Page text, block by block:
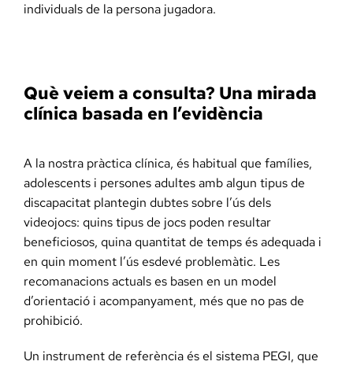
individuals de la persona jugadora.
Què veiem a consulta? Una mirada
clínica basada en l’evidència
A la nostra pràctica clínica, és habitual que famílies,
adolescents i persones adultes amb algun tipus de
discapacitat plantegin dubtes sobre l’ús dels
videojocs: quins tipus de jocs poden resultar
beneficiosos, quina quantitat de temps és adequada i
en quin moment l’ús esdevé problemàtic. Les
recomanacions actuals es basen en un model
d’orientació i acompanyament, més que no pas de
prohibició.
Un instrument de referència és el sistema PEGI, que